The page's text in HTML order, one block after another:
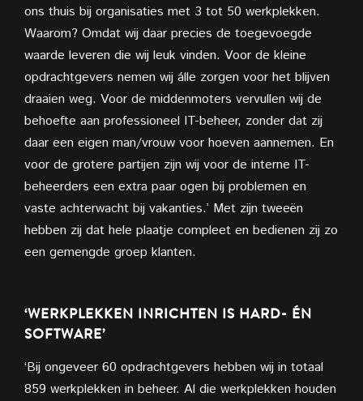
ons thuis bij organisaties met 3 tot 50 werkplekken.
Waarom? Omdat wij daar precies de toegevoegde
waarde leveren die wij leuk vinden. Voor de kleine
opdrachtgevers nemen wij álle zorgen voor het blijven
draaien weg. Voor de middenmoters vervullen wij de
behoefte aan professioneel IT-beheer, zonder dat zij
daar een eigen man/vrouw voor hoeven aannemen. En
voor de grotere partijen zijn wij voor de interne IT-
beheerders een extra paar ogen bij problemen en
vaste achterwacht bij vakanties.’ Met zijn tweeën
hebben zij dat hele plaatje compleet en bedienen zij zo
een gemengde groep klanten.
‘WERKPLEKKEN INRICHTEN IS HARD- ÉN
SOFTWARE’
‘Bij ongeveer 60 opdrachtgevers hebben wij in totaal
859 werkplekken in beheer. Al die werkplekken houden